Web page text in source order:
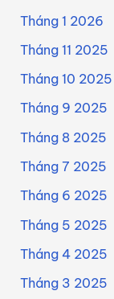
Tháng 1 2026
Tháng 11 2025
Tháng 10 2025
Tháng 9 2025
Tháng 8 2025
Tháng 7 2025
Tháng 6 2025
Tháng 5 2025
Tháng 4 2025
Tháng 3 2025